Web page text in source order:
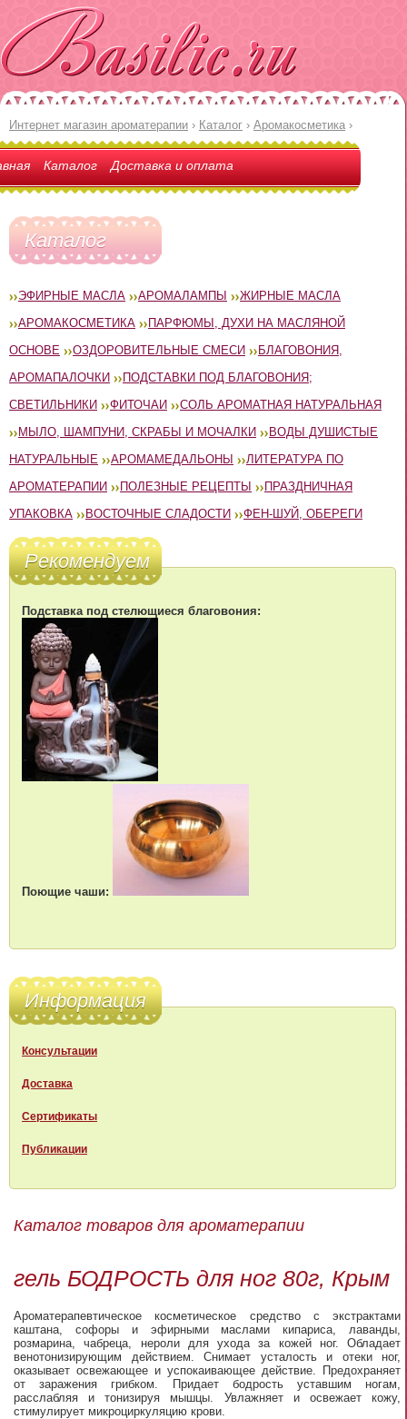
Интернет магазин ароматерапии › Каталог › Аромакосметика ›
Каталог Доставка и оплата
Каталог
ЭФИРНЫЕ МАСЛА АРОМАЛАМПЫ
ЖИРНЫЕ МАСЛА
АРОМАКОСМЕТИКА
ПАРФЮМЫ, ДУХИ НА МАСЛЯНОЙ
ОСНОВЕ
ОЗДОРОВИТЕЛЬНЫЕ СМЕСИ
БЛАГОВОНИЯ,
АРОМАПАЛОЧКИ
ПОДСТАВКИ ПОД БЛАГОВОНИЯ;
СВЕТИЛЬНИКИ
ФИТОЧАИ
СОЛЬ АРОМАТНАЯ НАТУРАЛЬНАЯ
МЫЛО, ШАМПУНИ, СКРАБЫ И МОЧАЛКИ
ВОДЫ ДУШИСТЫЕ
НАТУРАЛЬНЫЕ
АРОМАМЕДАЛЬОНЫ
ЛИТЕРАТУРА ПО
АРОМАТЕРАПИИ
ПОЛЕЗНЫЕ РЕЦЕПТЫ
ПРАЗДНИЧНАЯ
УПАКОВКА
ВОСТОЧНЫЕ СЛАДОСТИ ФЕН-ШУЙ, ОБЕРЕГИ
Рекомендуем
Подставка под стелющиеся благовония:
Поющие чаши:
Информация
Консультации
Доставка
Сертификаты
Публикации
Каталог товаров для ароматерапии
гель БОДРОСТЬ для ног 80г, Крым
Ароматерапевтическое косметическое средство с экстрактами
каштана, софоры и эфирными маслами кипариса, лаванды,
розмарина, чабреца, нероли для ухода за кожей ног. Обладает
венотонизирующим действием. Снимает усталость и отеки ног,
оказывает освежающее и успокаивающее действие. Предохраняет
от заражения грибком. Придает бодрость уставшим ногам,
расслабляя и тонизируя мышцы. Увлажняет и освежает кожу,
стимулирует микроциркуляцию крови.